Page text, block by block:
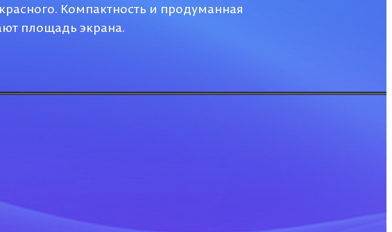
Компактность и продуманная
площадь экрана.